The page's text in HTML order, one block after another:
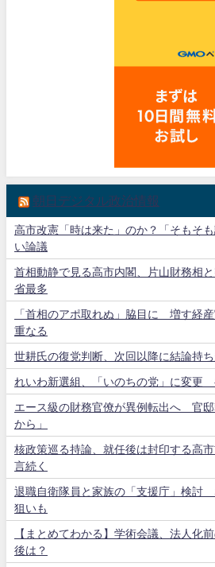
朝日デジタル政治情報
高市改憲「時は来た」のか？「そもそ
い論議
首相動静で見る高市内閣、片山財務相
省最多
「首相のアポ取れぬ」脇目に 増す経
重なる
世耕氏の復党判断、次回以降に結論持
れいわ新選組、「いのちの党」に変更
エース級の財務官僚が異例転出へ 官
から」
核政策巡る持論、就任後は封印する高
言続く
退職自衛隊員と家族の「支援庁」検討
狙いも
【まとめてわかる】学術会議、法人
後は？